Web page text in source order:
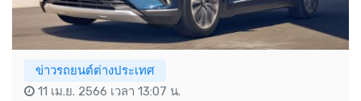
ข่าวรถยนต์ต่างประเทศ
11 เม.ย. 2566 เวลา 13:07 น.